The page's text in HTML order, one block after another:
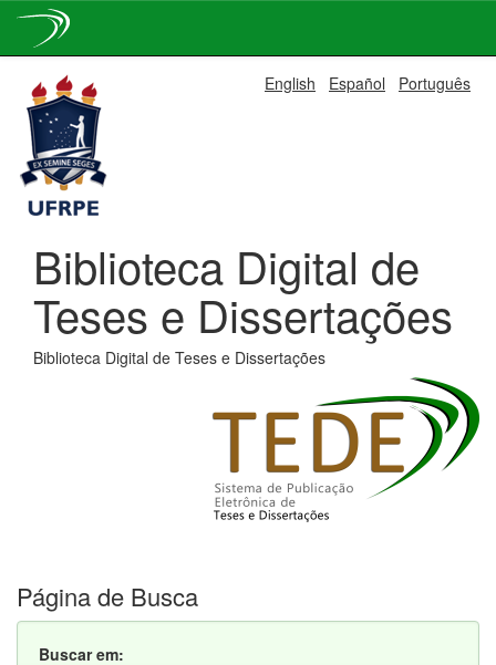
navigation
English Español Português
Biblioteca Digital de
Teses e Dissertações
Biblioteca Digital de Teses e Dissertações
Página de Busca
Buscar em: